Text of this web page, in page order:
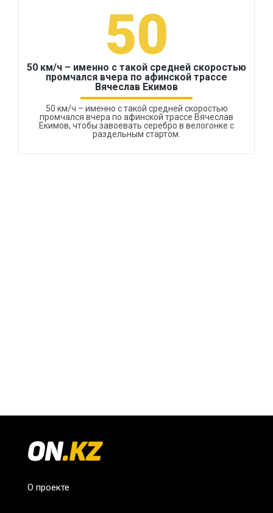
50
50 км/ч – именно с такой средней скоростью
промчался вчера по афинской трассе
Вячеслав Екимов
50 км/ч – именно с такой средней скоростью
промчался вчера по афинской трассе Вячеслав
Екимов, чтобы завоевать серебро в велогонке с
раздельным стартом.
О проекте